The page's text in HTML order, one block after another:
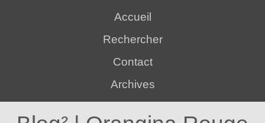
Accueil
Rechercher
Contact
Archives